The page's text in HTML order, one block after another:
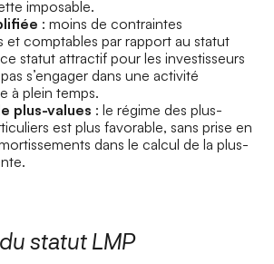
imposable.
: moins de contraintes
et comptables par rapport au statut
statut attractif pour les investisseurs
s’engager dans une activité
à plein temps.
plus-values : le régime des plus-
est plus favorable, sans prise en
dans le calcul de la plus-
statut LMP